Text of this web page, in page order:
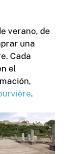
verano, de
una
Cada
el
.